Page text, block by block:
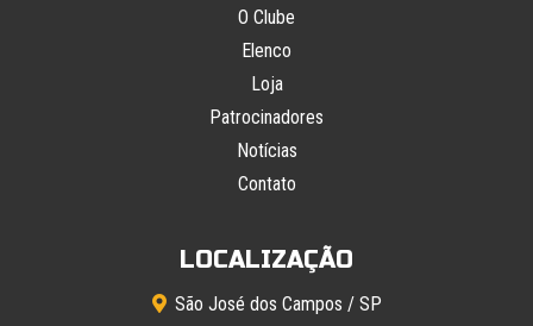
O Clube
Elenco
Loja
Patrocinadores
Notícias
Contato
LOCALIZAÇÃO
São José dos Campos / SP